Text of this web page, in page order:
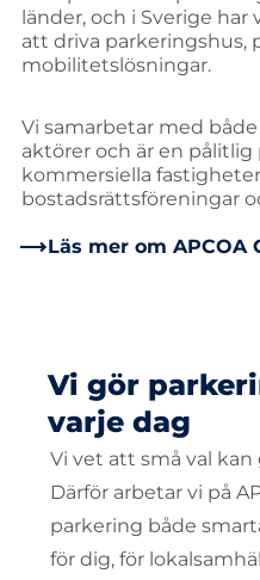
länder, och i Sverige har
att driva parkeringshus,
mobilitetslösningar.
Vi samarbetar med
aktörer och är en pålitlig
kommersiella
bostadsrättsföreningar
Läs mer om APCOA
Vi gör
varje dag
Vi vet att små val kan
Därför arbetar vi på
parkering både
för dig, för